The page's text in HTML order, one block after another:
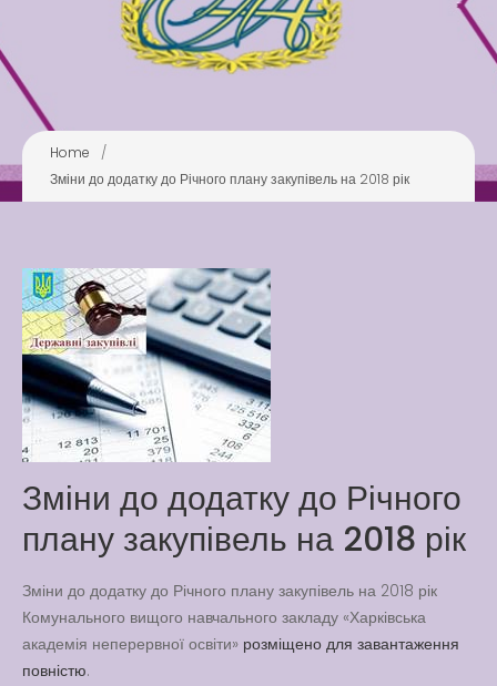
Play is Our Brain’s Favorite
Way
New Friends Everyday at
Latter match class
Swimming Lessons at New
Pool
Latter match class
New Friends Everyday at
Home
/
Зміни до додатку до Річного плану закупівель на 2018 рік
Зміни до додатку до Річного
плану закупівель на 2018 рік
Зміни до додатку до Річного плану закупівель на 2018 рік
Комунального вищого навчального закладу «Харківська
академія неперервної освіти» розміщено для завантаження
повністю.